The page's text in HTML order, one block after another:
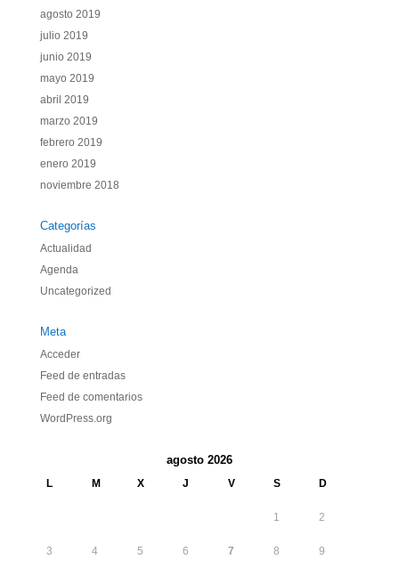
agosto 2019
julio 2019
junio 2019
mayo 2019
abril 2019
marzo 2019
febrero 2019
enero 2019
noviembre 2018
Categorías
Actualidad
Agenda
Uncategorized
Meta
Acceder
Feed de entradas
Feed de comentarios
WordPress.org
agosto 2026
L M X J V S D
1 2
3 4 5 6 7 8 9